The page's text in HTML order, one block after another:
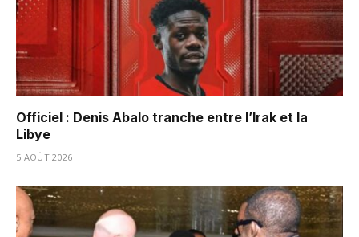
Officiel : Denis Abalo tranche entre l’Irak et la
Libye
5 AOÛT 2026